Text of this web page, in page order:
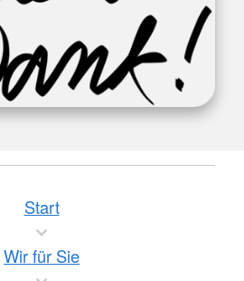
Start
Wir für Sie